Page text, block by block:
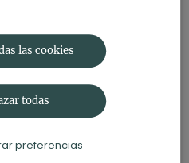
las cookies
todas
preferencias